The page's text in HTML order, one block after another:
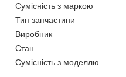
Сумісність з маркою
Тип запчастини
Виробник
Стан
Сумісність з моделлю